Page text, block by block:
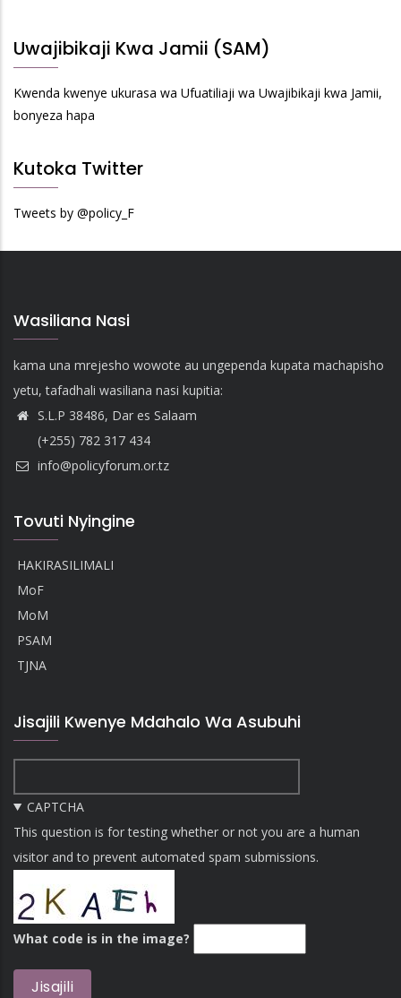
Uwajibikaji Kwa Jamii (SAM)
Kwenda kwenye ukurasa wa Ufuatiliaji wa Uwajibikaji kwa Jamii,
bonyeza hapa
Kutoka Twitter
Tweets by @policy_F
Wasiliana Nasi
kama una mrejesho wowote au ungependa kupata machapisho
yetu, tafadhali wasiliana nasi kupitia:
S.L.P 38486, Dar es Salaam
(+255) 782 317 434
info@policyforum.or.tz
Tovuti Nyingine
HAKIRASILIMALI
MoF
MoM
PSAM
TJNA
Jisajili Kwenye Mdahalo Wa Asubuhi
CAPTCHA
This question is for testing whether or not you are a human
visitor and to prevent automated spam submissions.
What code is in the image?